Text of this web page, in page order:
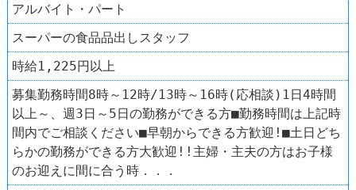
アルバイト・パート
スーパーの食品品出しスタッフ
時給1,225円以上
募集勤務時間8時～12時/13時～16時(応相談)1日4時間
以上～、週3日～5日の勤務ができる方■勤務時間は上記時
間内でご相談ください■早朝からできる方歓迎!■土日どち
らかの勤務ができる方大歓迎!!主婦・主夫の方はお子様
のお迎えに間に合う時．．．